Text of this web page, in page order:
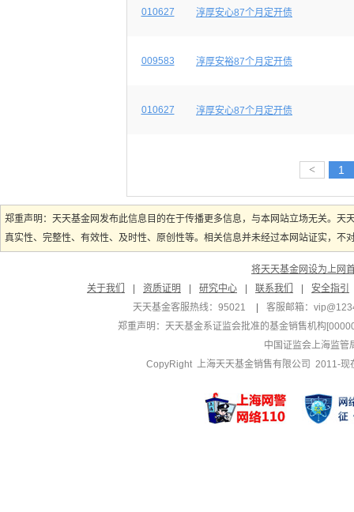
010627 淳厚安心87个月定开债
009583 淳厚安裕87个月定开债
010627 淳厚安心87个月定开债
< 1
郑重声明：天天基金网发布此信息目的在于传播更多信息，与本网站立场无关。
真实性、完整性、有效性、及时性、原创性等。相关信息并未经过本网站证实，
将天天基金网设为上网
关于我们
资质证明 研究中心 联系我们
安全指引
天天基金客服热线：95021
客服邮箱：
郑重声明： 天天基金系证监会批准的基金销售机构
中国证监会上海监管
CopyRight 上海天天基金销售有限公司 2011-